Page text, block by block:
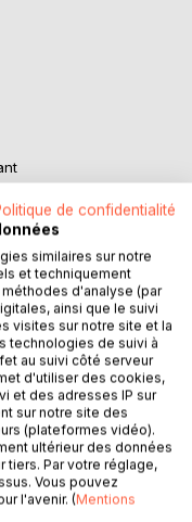
de confidentialité
similaires sur notre
et techniquement
d'analyse (par
ainsi que le suivi
visites sur notre site et la
technologies de suivi à
au suivi côté serveur
d'utiliser des cookies,
et des adresses IP sur
sur notre site des
(plateformes vidéo).
ultérieur des données
tiers. Par votre réglage,
Vous pouvez
l'avenir. (Mentions